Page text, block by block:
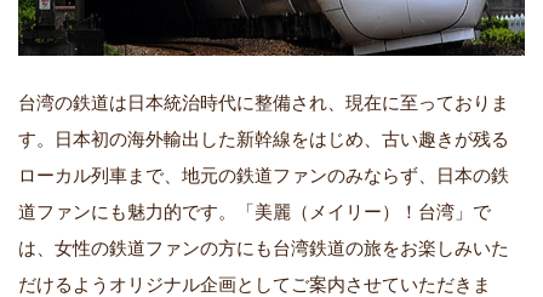
台湾の鉄道は日本統治時代に整備され、現在に至っておりま
す。日本初の海外輸出した新幹線をはじめ、古い趣きが残る
ローカル列車まで、地元の鉄道ファンのみならず、日本の鉄
道ファンにも魅力的です。「美麗（メイリー）！台湾」で
は、女性の鉄道ファンの方にも台湾鉄道の旅をお楽しみいた
だけるようオリジナル企画としてご案内させていただきま